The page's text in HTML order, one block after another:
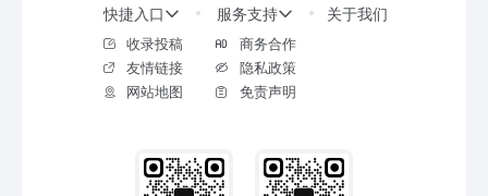
快捷入口
收录投稿
友情链接
网站地图
服务支持
商务合作
隐私政策
免责声明
关于我们